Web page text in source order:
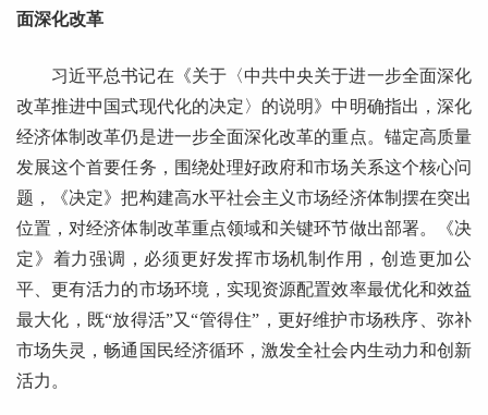
面深化改革
习近平总书记在《关于〈中共中央关于进一步全面深化
改革推进中国式现代化的决定〉的说明》中明确指出，深化
经济体制改革仍是进一步全面深化改革的重点。锚定高质量
发展这个首要任务，围绕处理好政府和市场关系这个核心问
题，《决定》把构建高水平社会主义市场经济体制摆在突出
位置，对经济体制改革重点领域和关键环节做出部署。《决
定》着力强调，必须更好发挥市场机制作用，创造更加公
平、更有活力的市场环境，实现资源配置效率最优化和效益
最大化，既“放得活”又“管得住”，更好维护市场秩序、弥补
市场失灵，畅通国民经济循环，激发全社会内生动力和创新
活力。